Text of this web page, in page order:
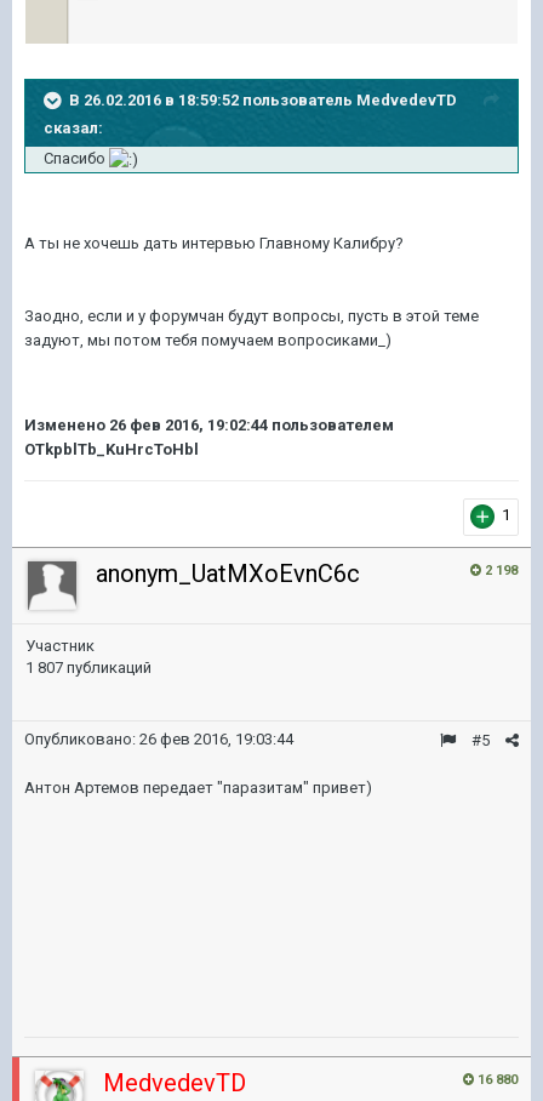
В 26.02.2016 в 18:59:52 пользователь MedvedevTD
сказал:
Спасибо
А ты не хочешь дать интервью Главному Калибру?
Заодно, если и у форумчан будут вопросы, пусть в этой теме
задуют, мы потом тебя помучаем вопросиками_)
Изменено 26 фев 2016, 19:02:44 пользователем
OTkpblTb_KuHrcToHbl
1
2 198
anonym_UatMXoEvnC6c
Участник
1 807 публикаций
#5
Опубликовано: 26 фев 2016, 19:03:44
Антон Артемов передает "паразитам" привет)
16 880
MedvedevTD